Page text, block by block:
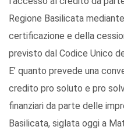
Regione Basilicata
certificazione e della
previsto dal Codice Unico
E’ quanto prevede una
credito pro soluto e pro
finanziari da parte delle
Basilicata, siglata oggi a